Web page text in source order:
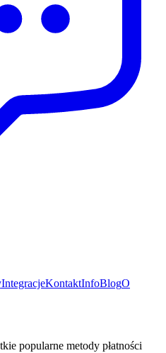
IntegracjeKontaktInfoBlogO
popularne metody płatności